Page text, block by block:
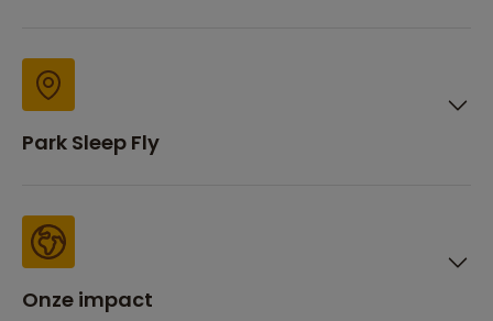
Park Sleep Fly
Onze impact